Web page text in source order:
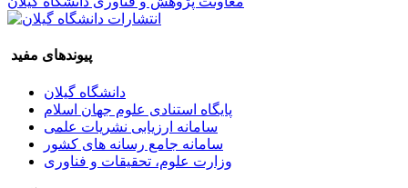
پیوندهای مفید
دانشگاه گیلان
پایگاه استنادی علوم جهان اسلام
سامانه ارزیابی نشریات علمی
سامانه جامع رسانه های کشور
وزارت علوم، تحقیقات و فناوری